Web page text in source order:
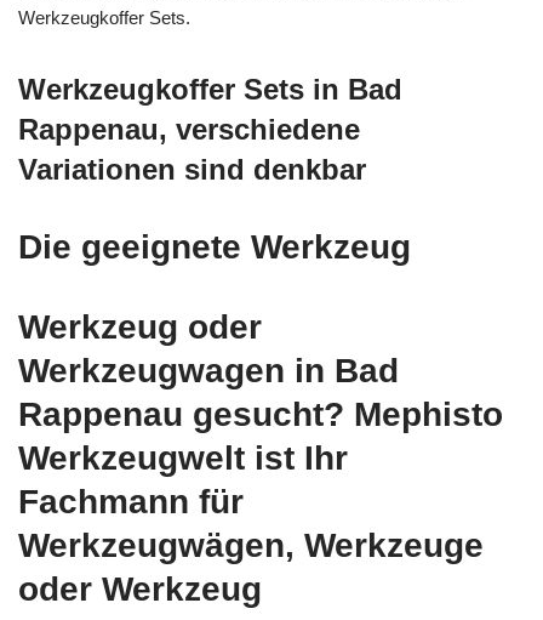
Werkzeugkoffer Sets.
Werkzeugkoffer Sets in Bad
Rappenau, verschiedene
Variationen sind denkbar
Die geeignete Werkzeug
Werkzeug oder
Werkzeugwagen in Bad
Rappenau gesucht? Mephisto
Werkzeugwelt ist Ihr
Fachmann für
Werkzeugwägen, Werkzeuge
oder Werkzeug